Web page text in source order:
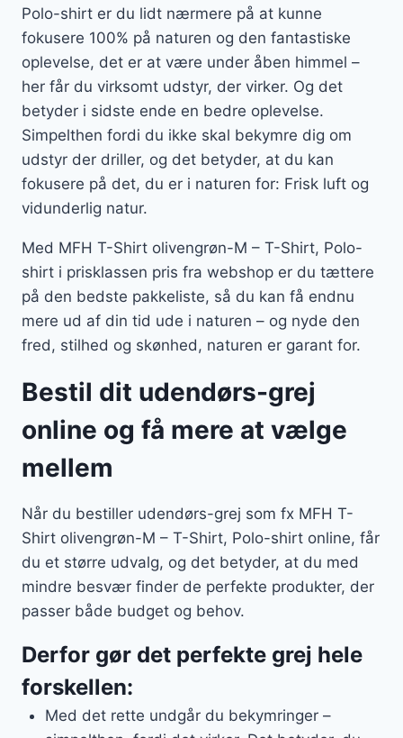
Polo-shirt er du lidt nærmere på at kunne
fokusere 100% på naturen og den fantastiske
oplevelse, det er at være under åben himmel –
her får du virksomt udstyr, der virker. Og det
betyder i sidste ende en bedre oplevelse.
Simpelthen fordi du ikke skal bekymre dig om
udstyr der driller, og det betyder, at du kan
fokusere på det, du er i naturen for: Frisk luft og
vidunderlig natur.
Med MFH T-Shirt olivengrøn-M – T-Shirt, Polo-
shirt i prisklassen pris fra webshop er du tættere
på den bedste pakkeliste, så du kan få endnu
mere ud af din tid ude i naturen – og nyde den
fred, stilhed og skønhed, naturen er garant for.
Bestil dit udendørs-grej
online og få mere at vælge
mellem
Når du bestiller udendørs-grej som fx MFH T-
Shirt olivengrøn-M – T-Shirt, Polo-shirt online, får
du et større udvalg, og det betyder, at du med
mindre besvær finder de perfekte produkter, der
passer både budget og behov.
Derfor gør det perfekte grej hele
forskellen:
Med det rette undgår du bekymringer –